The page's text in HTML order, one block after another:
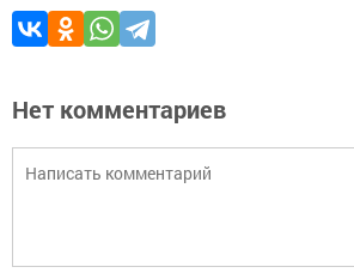
Нет комментариев